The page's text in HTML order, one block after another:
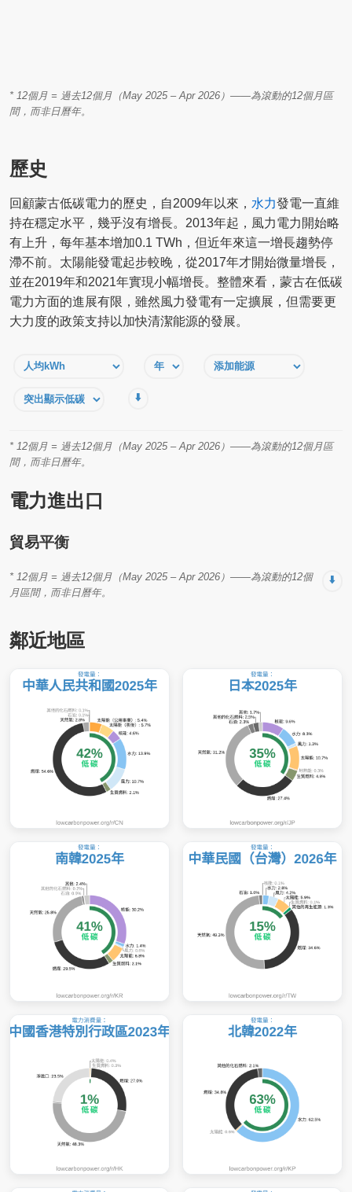
* 12個月 = 過去12個月（May 2025 – Apr 2026）——為滾動的12個月區
間，而非日曆年。
歷史
回顧蒙古低碳電力的歷史，自2009年以來， 水力發電一直維
持在穩定水平，幾乎沒有增長。2013年起，風力電力開始略
有上升，每年基本增加0.1 TWh，但近年來這一增長趨勢停
滯不前。太陽能發電起步較晚，從2017年才開始微量增長，
並在2019年和2021年實現小幅增長。整體來看，蒙古在低碳
電力方面的進展有限，雖然風力發電有一定擴展，但需要更
大力度的政策支持以加快清潔能源的發展。
⬇️
* 12個月 = 過去12個月（May 2025 – Apr 2026）——為滾動的12個月區
間，而非日曆年。
電力進出口
貿易平衡
⬇️
* 12個月 = 過去12個月（May 2025 – Apr 2026）——為滾動的12個
月區間，而非日曆年。
鄰近地區